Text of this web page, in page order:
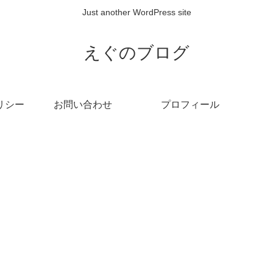
Just another WordPress site
えぐのブログ
シー お問い合わせ プロフィール